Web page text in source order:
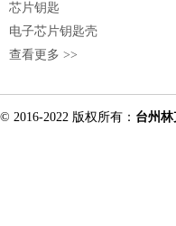
芯片钥匙
电子芯片钥匙壳
查看更多 >>
© 2016-2022 版权所有： 台州林